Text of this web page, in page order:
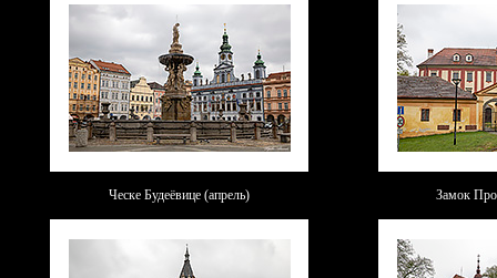
Ческе Будеёвице (апрель) Замок